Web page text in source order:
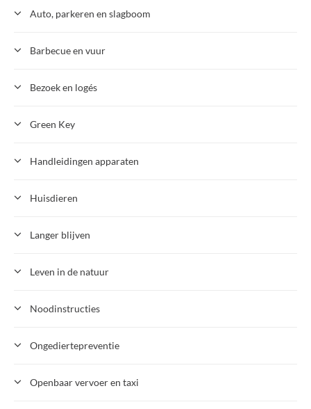
Auto, parkeren en slagboom
Barbecue en vuur
Bezoek en logés
Green Key
Handleidingen apparaten
Huisdieren
Langer blijven
Leven in de natuur
Noodinstructies
Ongediertepreventie
Openbaar vervoer en taxi